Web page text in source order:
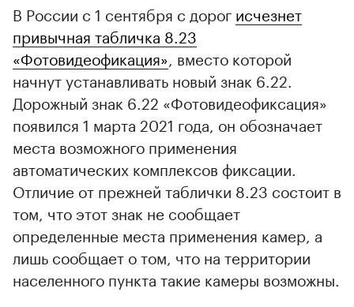
В России с 1 сентября с дорог исчезнет
привычная табличка 8.23
«Фотовидеофикация» , вместо которой
начнут устанавливать новый знак 6.22.
Дорожный знак 6.22 «Фотовидеофиксация»
появился 1 марта 2021 года, он обозначает
места возможного применения
автоматических комплексов фиксации.
Отличие от прежней таблички 8.23 состоит в
том, что этот знак не сообщает
определенные места применения камер, а
лишь сообщает о том, что на территории
населенного пункта такие камеры возможны.